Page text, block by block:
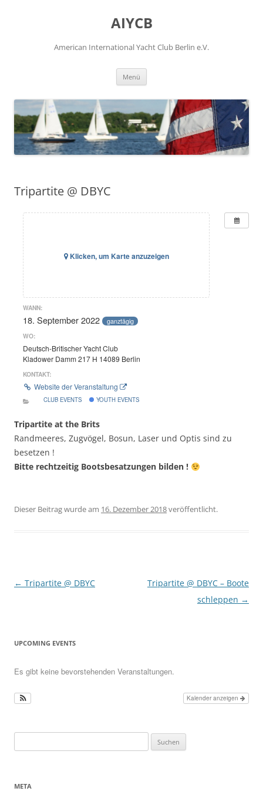
AIYCB
American International Yacht Club Berlin e.V.
Menü
Tripartite @ DBYC
Klicken, um Karte anzuzeigen
WANN:
18. September 2022 ganztägig
WO:
Deutsch-Britischer Yacht Club
Kladower Damm 217 H 14089 Berlin
KONTAKT:
Website der Veranstaltung
CLUB EVENTS YOUTH EVENTS
Tripartite at the Brits
Randmeeres, Zugvögel, Bosun, Laser und Optis sind zu
besetzen !
Bitte rechtzeitig Bootsbesatzungen bilden !
Dieser Beitrag wurde am 16. Dezember 2018veröffentlicht.
Beitragsnavigation
← Tripartite @ DBYC
Tripartite @ DBYC – Boote
schleppen →
UPCOMING EVENTS
Es gibt keine bevorstehenden Veranstaltungen.
Kalender anzeigen
nach:
META